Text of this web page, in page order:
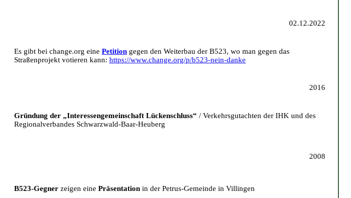
02.12.2022
Es gibt bei change.org eine Petition gegen den Weiterbau der B523, wo man gegen das
Straßenprojekt votieren kann: https://www.change.org/p/b523-nein-danke
2016
Gründung der „Interessengemeinschaft Lückenschluss“ / Verkehrsgutachten der IHK und des
Regionalverbandes Schwarzwald-Baar-Heuberg
2008
B523-Gegner zeigen eine Präsentation in der Petrus-Gemeinde in Villingen